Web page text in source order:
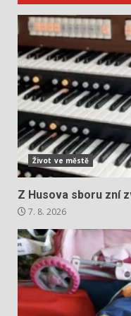
Život ve městě
Z Husova sboru zní
7. 8. 2026